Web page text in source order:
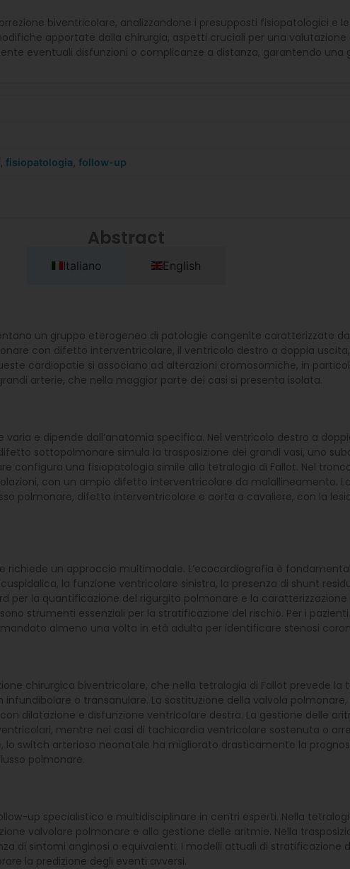
biventricolare, analizzandone i presupposti fisiopatologici e
apportate dalla chirurgia, aspetti cruciali per una
eventuali disfunzioni o complicanze a distanza, garantendo una
fisiopatologia follow-up
Abstract
Italiano English
un gruppo eterogeneo di patologie congenite caratterizzate
con difetto interventricolare, il ventricolo destro a doppia
cardiopatie si associano ad alterazioni cromosomiche, in
arterie, che nella maggior parte dei casi si presenta isolata.
e dipende dall’anatomia specifica. Nel ventricolo destro a
sottopolmonare simula la trasposizione dei grandi vasi, uno
configura una fisiopatologia simile alla tetralogia di Fallot. Nel
con un ampio difetto interventricolare da malallineamento.
polmonare, difetto interventricolare e aorta a cavaliere, con la
un approccio multimodale. L’ecocardiografia è
la funzione ventricolare sinistra, la presenza di shunt
la quantificazione del rigurgito polmonare e la
strumenti essenziali per la stratificazione del rischio. Per i
almeno una volta in età adulta per identificare stenosi
chirurgica biventricolare, che nella tetralogia di Fallot prevede
o transanulare. La sostituzione della valvola
dilatazione e disfunzione ventricolare destra. La gestione delle
mentre nei casi di tachicardia ventricolare sostenuta o
lo switch arterioso neonatale ha migliorato drasticamente la
polmonare.
up specialistico e multidisciplinare in centri esperti. Nella
valvolare polmonare e alla gestione delle aritmie. Nella
di sintomi anginosi o equivalenti. I modelli attuali di stratificazione
la predizione degli eventi avversi.